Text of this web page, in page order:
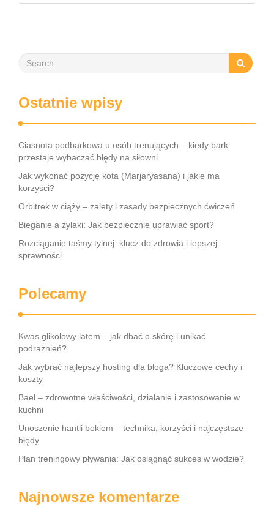
rozwijającego się dziecka? Właściwie dobrany program
Ostatnie wpisy
Ciasnota podbarkowa u osób trenujących – kiedy bark
przestaje wybaczać błędy na siłowni
Jak wykonać pozycję kota (Marjaryasana) i jakie ma
korzyści?
Orbitrek w ciąży – zalety i zasady bezpiecznych ćwiczeń
Bieganie a żylaki: Jak bezpiecznie uprawiać sport?
Rozciąganie taśmy tylnej: klucz do zdrowia i lepszej
sprawności
Polecamy
Kwas glikolowy latem – jak dbać o skórę i unikać
podrażnień?
Jak wybrać najlepszy hosting dla bloga? Kluczowe cechy i
koszty
Bael – zdrowotne właściwości, działanie i zastosowanie w
kuchni
Unoszenie hantli bokiem – technika, korzyści i najczęstsze
błędy
Plan treningowy pływania: Jak osiągnąć sukces w wodzie?
Najnowsze komentarze